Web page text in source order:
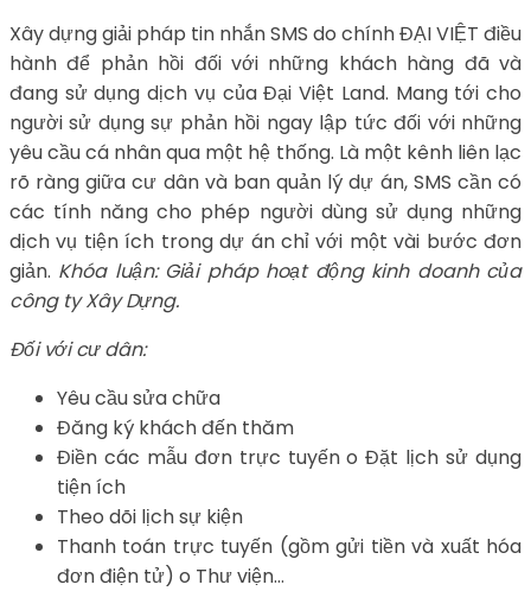
Xây dựng giải pháp tin nhắn SMS do chính ĐẠI VIỆT điều
hành để phản hồi đối với những khách hàng đã và
đang sử dụng dịch vụ của Đại Việt Land. Mang tới cho
người sử dụng sự phản hồi ngay lập tức đối với những
yêu cầu cá nhân qua một hệ thống. Là một kênh liên lạc
rõ ràng giữa cư dân và ban quản lý dự án, SMS cần có
các tính năng cho phép người dùng sử dụng những
dịch vụ tiện ích trong dự án chỉ với một vài bước đơn
giản. Khóa luận: Giải pháp hoạt động kinh doanh của
công ty Xây Dựng.
Đối với cư dân:
Yêu cầu sửa chữa
Đăng ký khách đến thăm
Điền các mẫu đơn trực tuyến o Đặt lịch sử dụng
tiện ích
Theo dõi lịch sự kiện
Thanh toán trực tuyến (gồm gửi tiền và xuất hóa
đơn điện tử) o Thư viện…